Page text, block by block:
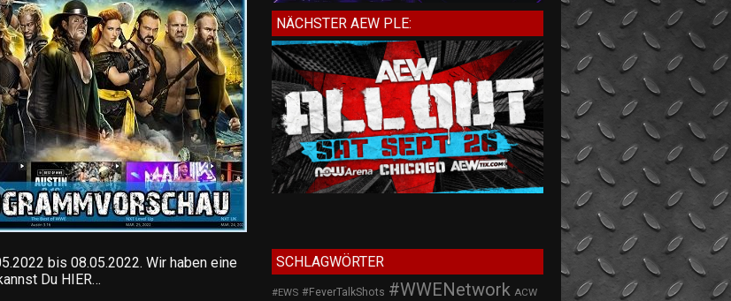
bis 08.05.2022. Wir haben eine
Du HIER…
NÄCHSTER AEW PLE:
SCHLAGWÖRTER
#EWS #FeverTalkShots #WWENetwork ACW